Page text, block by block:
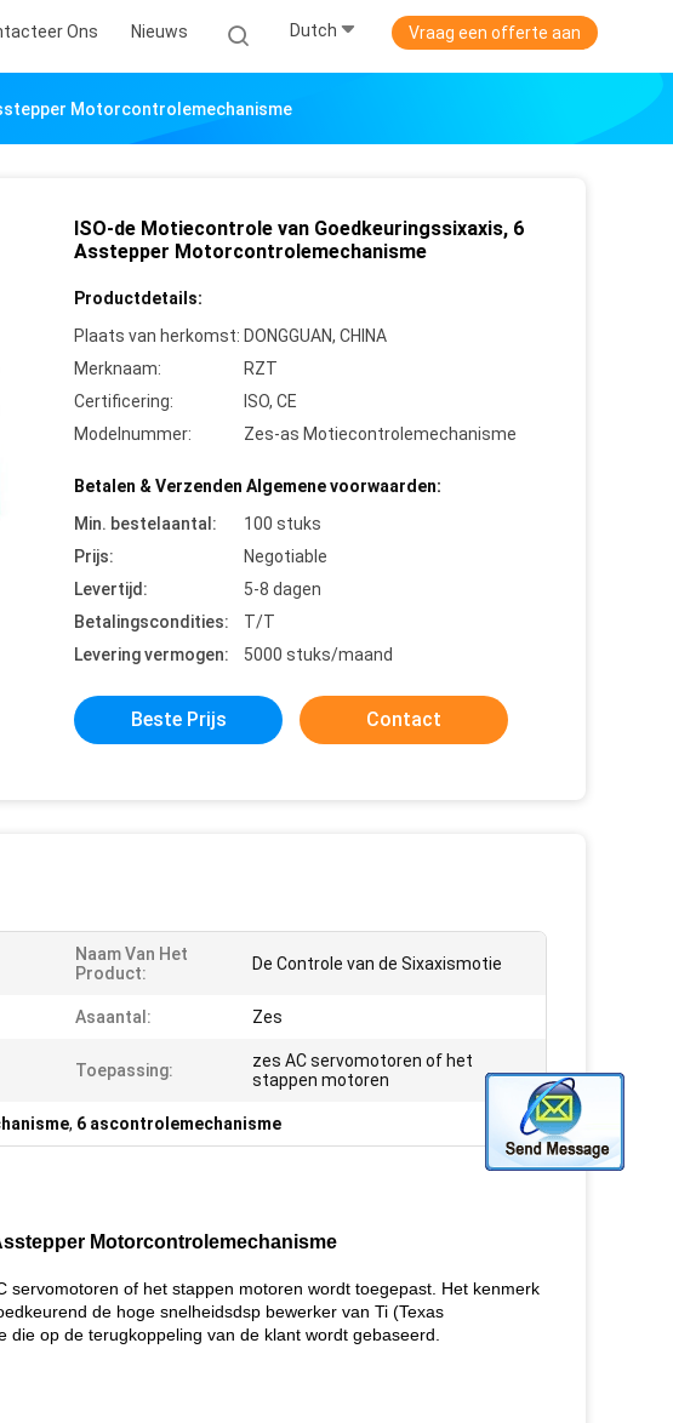
Ons Nieuws Dutch Vraag een offerte aan
Motorcontrolemechanisme
ISO-de Motiecontrole van Goedkeuringssixaxis, 6
Asstepper Motorcontrolemechanisme
Productdetails:
Plaats van herkomst: DONGGUAN, CHINA
Merknaam:
RZT
Certificering:
ISO, CE
Modelnummer:
Zes-as Motiecontrolemechanisme
Betalen & Verzenden Algemene voorwaarden:
Min. bestelaantal:
100 stuks
Prijs:
Negotiable
Levertijd:
5-8 dagen
Betalingscondities:
T/T
Levering vermogen:
5000 stuks/maand
Beste Prijs Contact
Naam Van Het
Product:
De Controle van de Sixaxismotie
Asaantal: Zes
Toepassing:
zes AC servomotoren of het
stappen motoren
, 6 ascontrolemechanisme
Motorcontrolemechanisme
servomotoren of het stappen motoren wordt toegepast. Het kenmerk
de hoge snelheidsdsp bewerker van Ti (Texas
op de terugkoppeling van de klant wordt gebaseerd.